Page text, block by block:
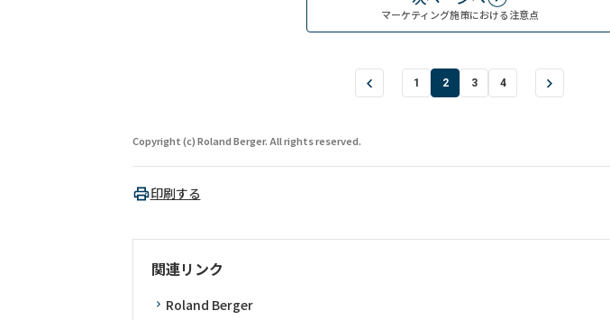
マーケティング施策における注意点
1 2 3 4
Copyright (c) Roland Berger. All rights reserved.
印刷する
関連リンク
Roland Berger